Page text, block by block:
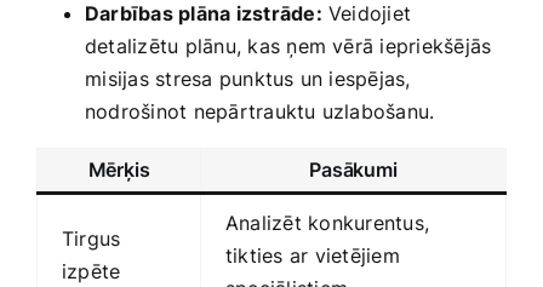
Darbības plāna izstrāde: Veidojiet
detalizētu plānu, kas‍ ņem vērā iepriekšējās
⁤misijas stresa punktus un iespējas,
‍nodrošinot nepārtrauktu uzlabošanu.
Mērķis Pasākumi
Tirgus
izpēte
Analizēt konkurentus,
tikties ar vietējiem​